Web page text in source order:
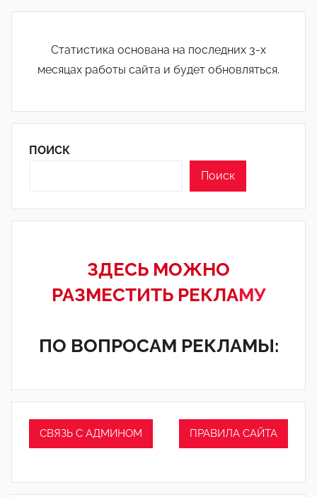
Статистика основана на последних 3-х
месяцах работы сайта и будет обновляться.
ПОИСК
Поиск
ЗДЕСЬ МОЖНО
РАЗМЕСТИТЬ РЕКЛАМУ
ПО ВОПРОСАМ РЕКЛАМЫ:
СВЯЗЬ С АДМИНОМ ПРАВИЛА САЙТА